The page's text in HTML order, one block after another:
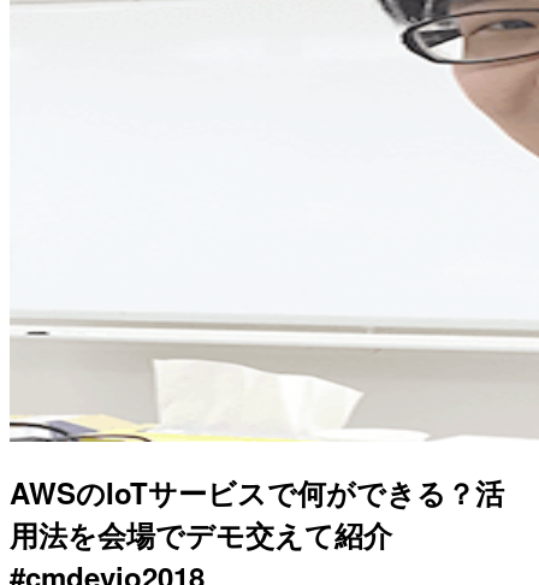
AWSのIoTサービスで何ができる？活
用法を会場でデモ交えて紹介
#cmdevio2018